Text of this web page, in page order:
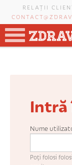
Mergi la conţinutul
RELAȚII
Intră
Nume
Poți folosi